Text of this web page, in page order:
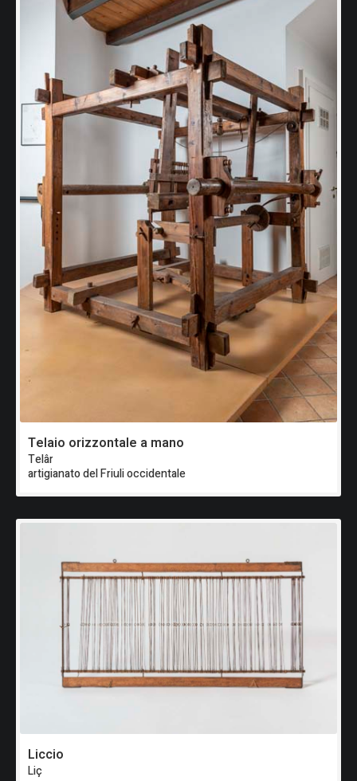
Telaio orizzontale a mano
Telâr
artigianato del Friuli occidentale
Liccio
Liç